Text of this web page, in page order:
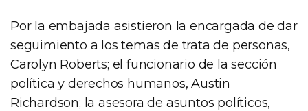
Por la embajada asistieron la encargada de dar
seguimiento a los temas de trata de personas,
Carolyn Roberts; el funcionario de la sección
política y derechos humanos, Austin
Richardson; la asesora de asuntos políticos,